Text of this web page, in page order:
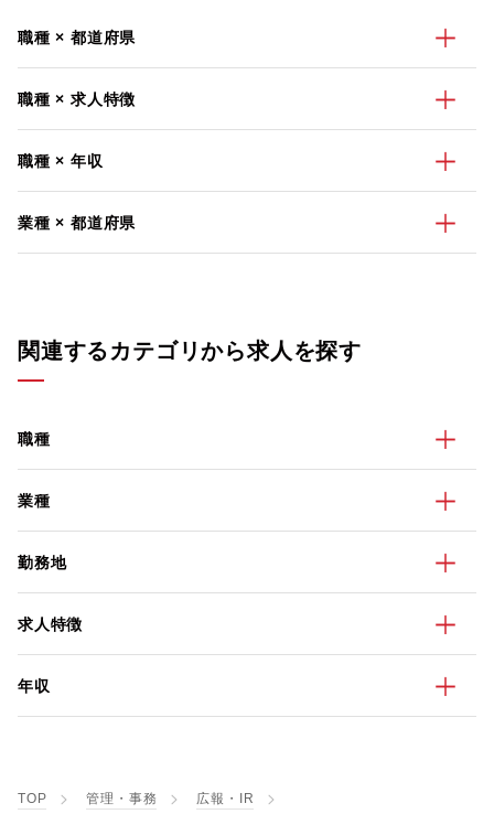
職種 × 都道府県
職種 × 求人特徴
職種 × 年収
業種 × 都道府県
関連するカテゴリから求人を探す
職種
業種
勤務地
求人特徴
年収
TOP 管理・事務 広報・IR